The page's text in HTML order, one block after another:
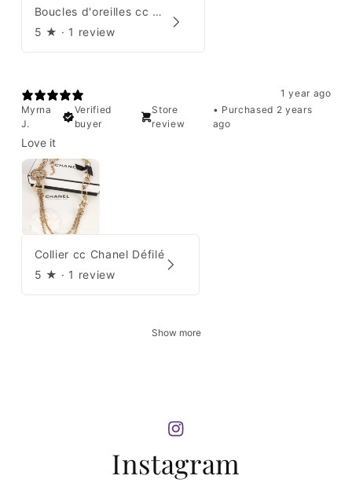
Boucles d'oreilles cc Chanel
5 ★ · 1 review
1 year ago
Myrna
J.
Verified
buyer
Store
review
• Purchased 2 years
ago
Love it
Collier cc Chanel Défilé
5 ★ · 1 review
Show more
Instagram